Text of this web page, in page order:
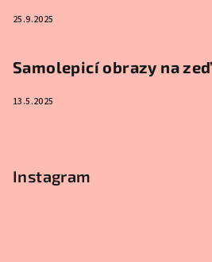
25.9.2025
Samolepicí obrazy na zeď
13.5.2025
Instagram